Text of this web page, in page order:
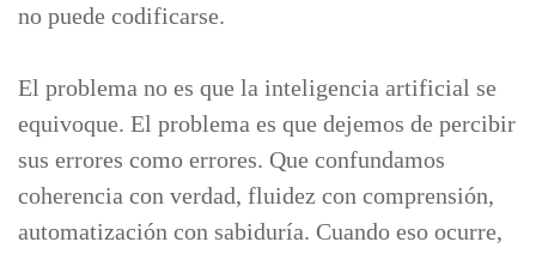
no puede codificarse.
El problema no es que la inteligencia artificial se
equivoque. El problema es que dejemos de percibir
sus errores como errores. Que confundamos
coherencia con verdad, fluidez con comprensión,
automatización con sabiduría. Cuando eso ocurre,